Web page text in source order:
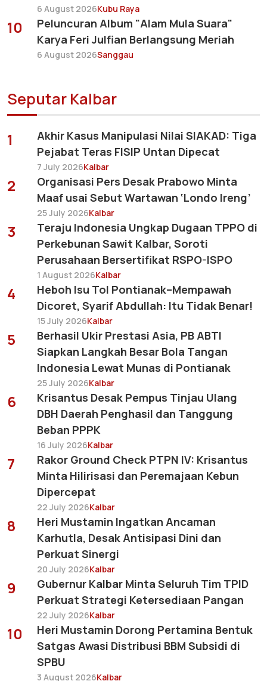
6 August 2026Kubu Raya
10
Peluncuran Album "Alam Mula Suara"
Karya Feri Julfian Berlangsung Meriah
6 August 2026Sanggau
Seputar Kalbar
1
Akhir Kasus Manipulasi Nilai SIAKAD: Tiga
Pejabat Teras FISIP Untan Dipecat
7 July 2026Kalbar
2
Organisasi Pers Desak Prabowo Minta
Maaf usai Sebut Wartawan ‘Londo Ireng’
25 July 2026Kalbar
3
Teraju Indonesia Ungkap Dugaan TPPO di
Perkebunan Sawit Kalbar, Soroti
Perusahaan Bersertifikat RSPO-ISPO
1 August 2026Kalbar
4
Heboh Isu Tol Pontianak–Mempawah
Dicoret, Syarif Abdullah: Itu Tidak Benar!
15 July 2026Kalbar
5
Berhasil Ukir Prestasi Asia, PB ABTI
Siapkan Langkah Besar Bola Tangan
Indonesia Lewat Munas di Pontianak
25 July 2026Kalbar
6
Krisantus Desak Pempus Tinjau Ulang
DBH Daerah Penghasil dan Tanggung
Beban PPPK
16 July 2026Kalbar
7
Rakor Ground Check PTPN IV: Krisantus
Minta Hilirisasi dan Peremajaan Kebun
Dipercepat
22 July 2026Kalbar
8
Heri Mustamin Ingatkan Ancaman
Karhutla, Desak Antisipasi Dini dan
Perkuat Sinergi
20 July 2026Kalbar
9
Gubernur Kalbar Minta Seluruh Tim TPID
Perkuat Strategi Ketersediaan Pangan
22 July 2026Kalbar
10
Heri Mustamin Dorong Pertamina Bentuk
Satgas Awasi Distribusi BBM Subsidi di
SPBU
3 August 2026Kalbar